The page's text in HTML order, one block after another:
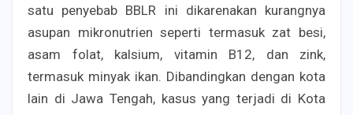
satu penyebab BBLR ini dikarenakan kurangnya
asupan mikronutrien seperti termasuk zat besi,
asam folat, kalsium, vitamin B12, dan zink,
termasuk minyak ikan. Dibandingkan dengan kota
lain di Jawa Tengah, kasus yang terjadi di Kota